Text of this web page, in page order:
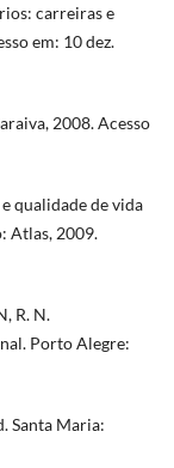
carreiras e
em: 10 dez.
2008. Acesso
e qualidade de vida
Atlas, 2009.
R. N.
Porto Alegre:
Santa Maria: